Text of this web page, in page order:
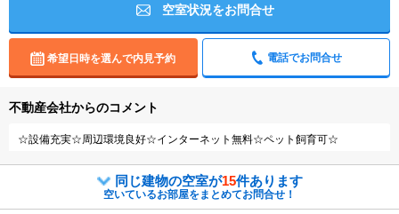
空室状況をお問合せ
希望日時を選んで内見予約 電話でお問合せ
不動産会社からのコメント
☆設備充実☆周辺環境良好☆インターネット無料☆ペット飼育可☆
同じ建物の空室が15件あります
空いているお部屋をまとめてお問合せ！